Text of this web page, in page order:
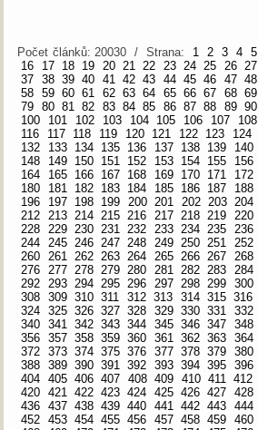
Počet článků: 20030 / Strana: 1 2 3 4 5
16
17 18 19 20 21 22 23 24 25 26 27
37 38 39 40 41 42 43 44 45 46 47 48
58 59 60 61 62 63 64 65 66 67 68 69
79 80 81 82 83 84 85 86 87 88 89 90
100
101 102 103 104 105 106 107 108
116
117 118 119 120 121 122 123 124
132
133 134 135 136 137 138 139 140
148
149 150 151 152 153 154 155 156
164
165 166 167 168 169 170 171 172
180
181 182 183 184 185 186 187 188
196
197 198 199 200 201 202 203 204
212 213 214 215 216 217 218 219 220
228 229 230 231 232 233 234 235 236
244 245 246 247 248 249 250 251 252
260 261 262 263 264 265 266 267 268
276 277 278 279 280 281 282 283 284
292 293 294 295 296 297 298 299 300
308 309 310 311 312 313 314 315 316
324 325 326 327 328 329 330 331 332
340 341 342 343 344 345 346 347 348
356 357 358 359 360 361 362 363 364
372 373 374 375 376 377 378 379 380
388 389 390 391 392 393 394 395 396
404 405 406 407 408 409 410 411 412
420 421 422 423 424 425 426 427 428
436 437 438 439 440 441 442 443 444
452 453 454 455 456 457 458 459 460